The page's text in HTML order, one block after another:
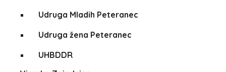
Udruga Mladih Peteranec
Udruga žena Peteranec
UHBDDR